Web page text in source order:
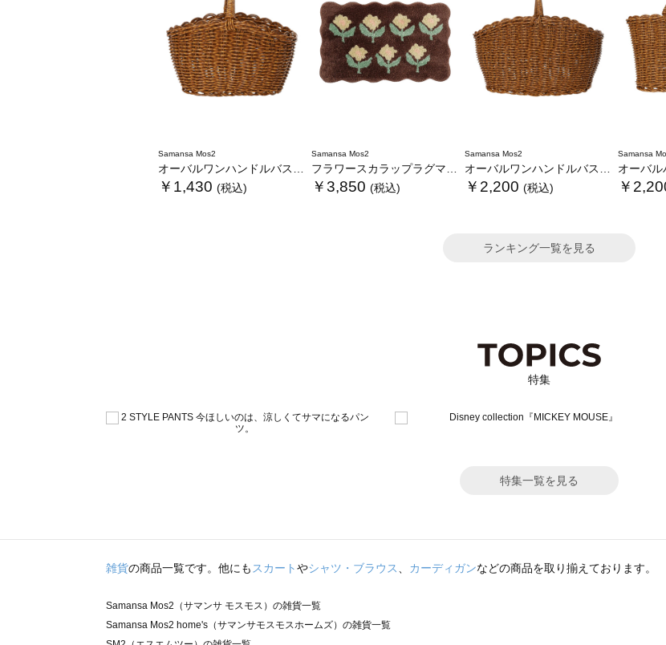
Samansa Mos2
オーバルワンハンドルバスケットS
￥1,430 (税込)
Samansa Mos2
フラワースカラップラグマット
￥3,850 (税込)
Samansa Mos2
オーバルワンハンドルバスケットL
￥2,200 (税込)
Samansa
オーバル
￥
ランキング一覧を見る
特集
特集一覧を見る
雑貨の商品一覧です。他にもスカートやシャツ・ブラウス、 カーディガンなどの商品を取り揃えております。
Samansa Mos2（サマンサ モスモス）の雑貨一覧
Samansa Mos2 home's（サマンサモスモスホームズ）の雑貨一覧